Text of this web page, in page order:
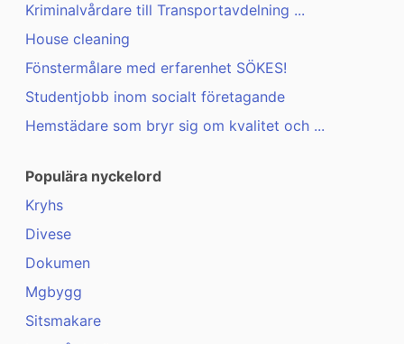
Kriminalvårdare till Transportavdelning ...
House cleaning
Fönstermålare med erfarenhet SÖKES!
Studentjobb inom socialt företagande
Hemstädare som bryr sig om kvalitet och ...
Populära nyckelord
Kryhs
Divese
Dokumen
Mgbygg
Sitsmakare